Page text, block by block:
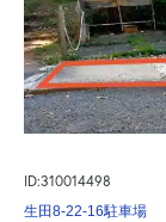
ID:310014498
生田8-22-16駐車場